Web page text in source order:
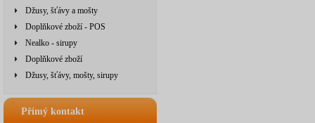
Džusy, šťávy a mošty
Doplňkové zboží - POS
Nealko - sirupy
Doplňkové zboží
Džusy, šťávy, mošty, sirupy
Přímý kontakt